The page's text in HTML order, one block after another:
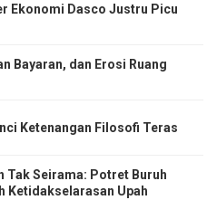
Ekonomi Dasco Justru Picu
Bayaran, dan Erosi Ruang
Ketenangan Filosofi Teras
Tak Seirama: Potret Buruh
Ketidakselarasan Upah